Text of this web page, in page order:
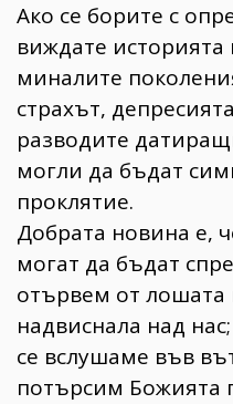
Ако се борите с
виждате историята
миналите
страхът,
разводите
могли да бъдат
проклятие.
Добрата новина е,
могат да бъдат
отървем от лошата
надвиснала над
се вслушаме във
потърсим Божията